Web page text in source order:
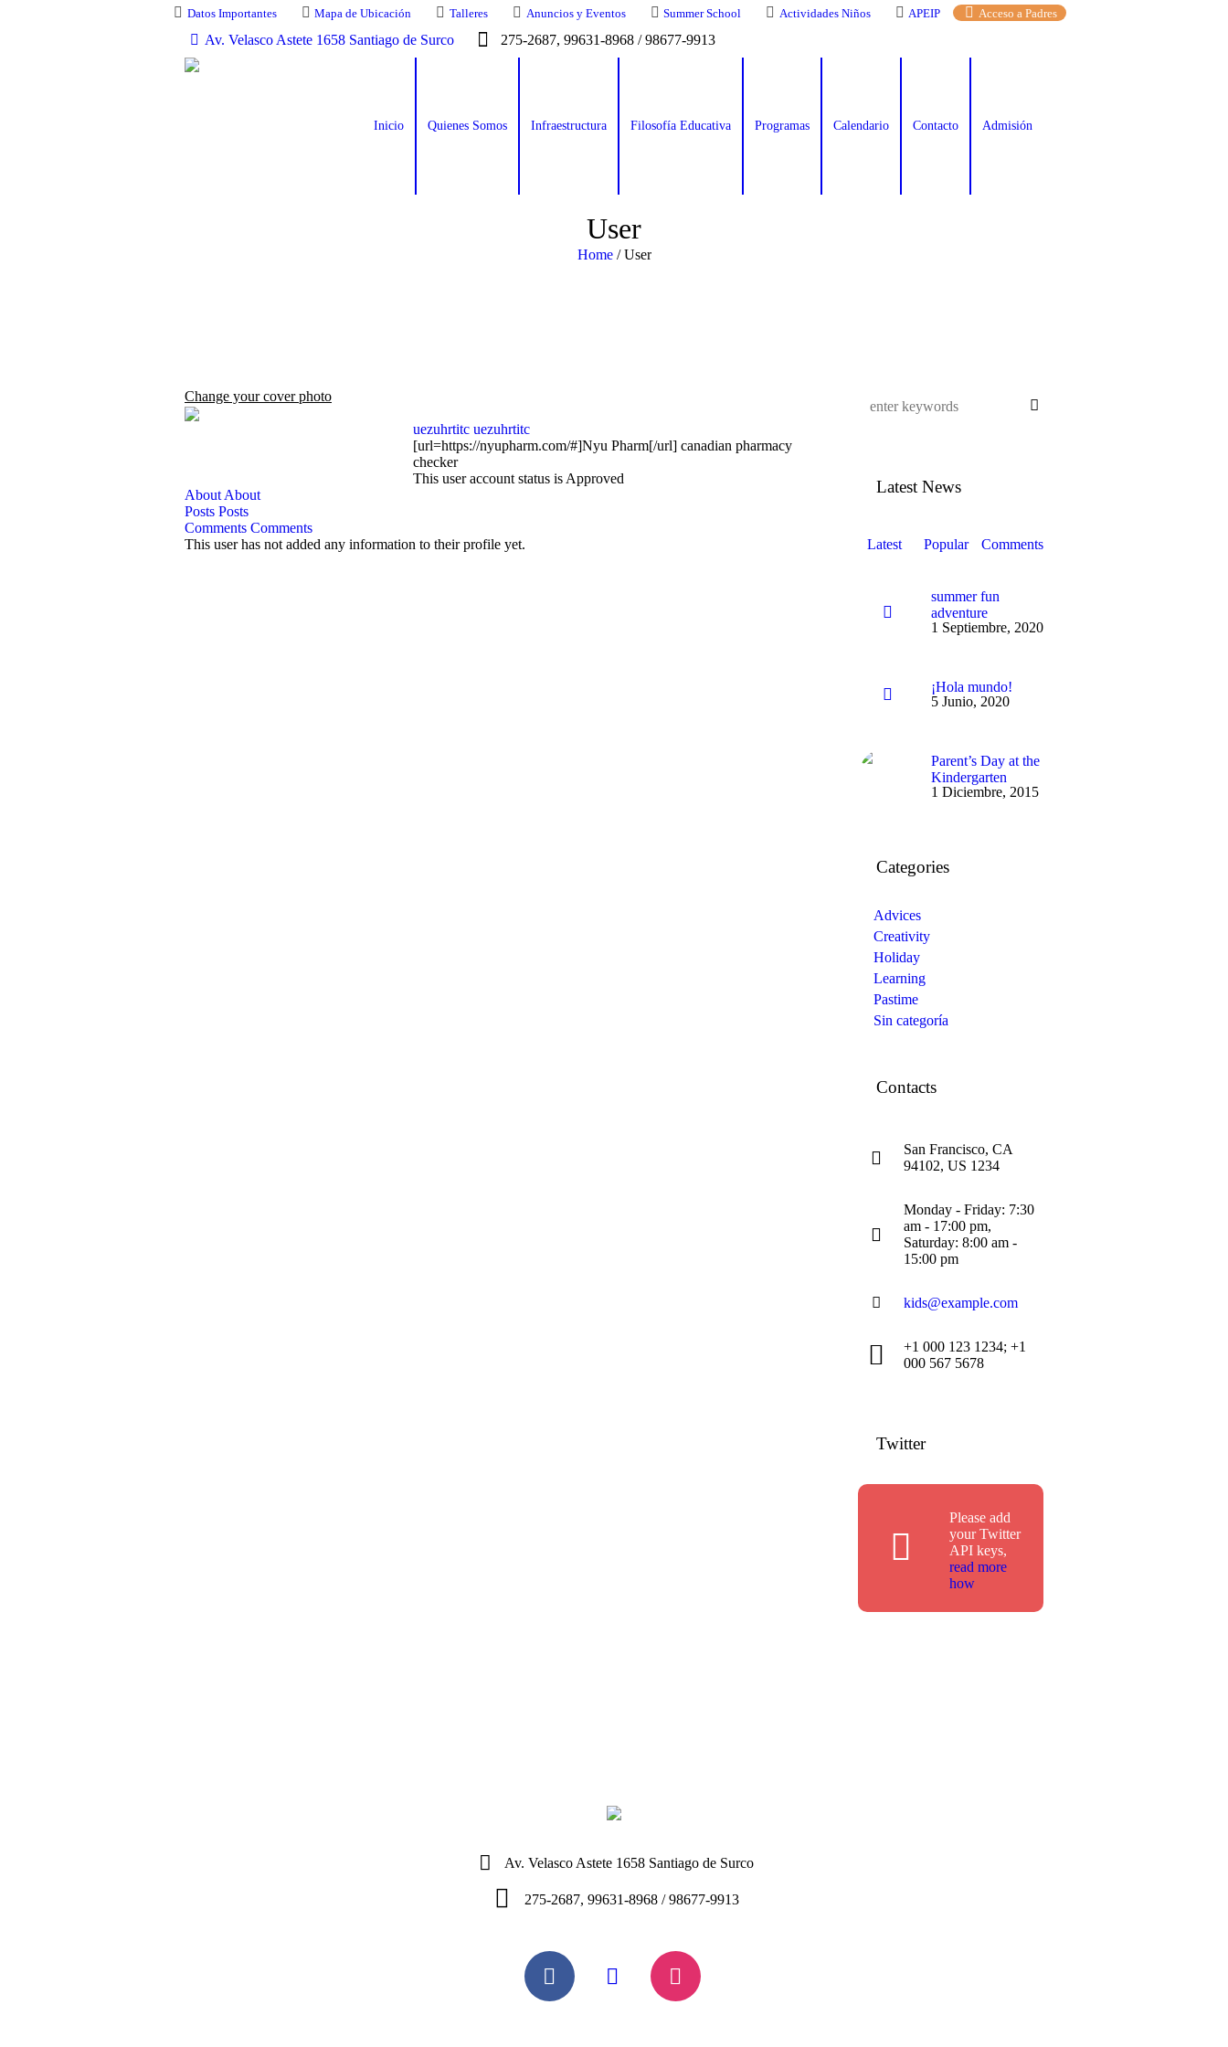
Datos Importantes Mapa de Ubicación Talleres Anuncios y Eventos Summer School Actividades Niños APEIP Acceso a Padres
Av. Velasco Astete 1658 Santiago de Surco 275-2687, 99631-8968 / 98677-9913
Inicio Quienes Somos Infraestructura Filosofía Educativa Programas Calendario Contacto Admisión
User
Home /User
Change your cover photo
uezuhrtitc uezuhrtitc
[url=https://nyupharm.com/#]Nyu Pharm[/url] canadian pharmacy
checker
This user account status is Approved
About About
Posts Posts
Comments Comments
This user has not added any information to their profile yet.
Latest News
Latest Popular Comments
summer fun
adventure
1 Septiembre, 2020
¡Hola mundo!
5 Junio, 2020
Parent’s Day at the
Kindergarten
1 Diciembre, 2015
Categories
Advices
Creativity
Holiday
Learning
Pastime
Sin categoría
Contacts
San Francisco, CA
94102, US 1234
Monday - Friday: 7:30
am - 17:00 pm,
Saturday: 8:00 am -
15:00 pm
kids@example.com
+1 000 123 1234; +1
000 567 5678
Twitter
Please add
your Twitter
API keys,
read more
how
Av. Velasco Astete 1658 Santiago de Surco
275-2687, 99631-8968 / 98677-9913